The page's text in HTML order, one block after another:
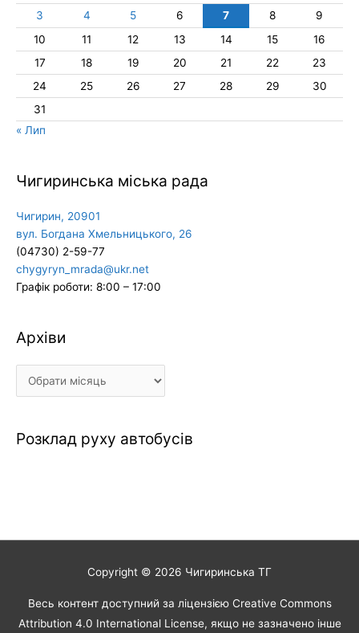
3
4 5 6 7 8
9
10
11 12 13 14 15
16
17
18 19 20 21 22
23
24
25 26 27 28 29
30
31
« Лип
Чигиринська міська рада
Чигирин, 20901
вул. Богдана Хмельницького, 26
(04730) 2-59-77
chygyryn_mrada@ukr.net
Графік роботи: 8:00 – 17:00
Архіви
Архіви
Розклад руху автобусів
Copyright © 2026 Чигиринська ТГ
Весь контент доступний за ліцензією Creative Commons
Attribution 4.0 International License, якщо не зазначено інше